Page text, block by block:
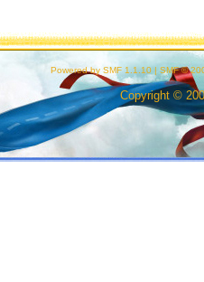
Powered by SMF 1.1.10 | SMF ©
Copyright ©